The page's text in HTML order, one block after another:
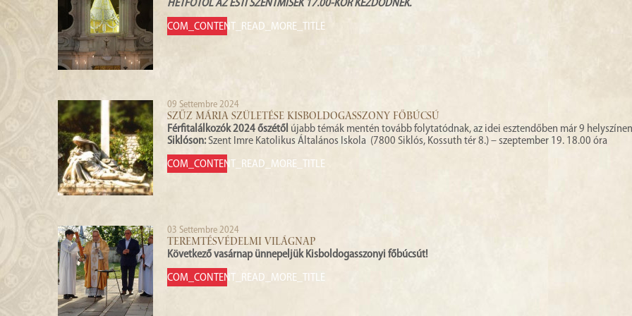
HÉTFŐTŐL AZ ESTI SZENTMISÉK 17.00-KOR KEZDŐDNEK.
COM_CONTENT_READ_MORE_TITLE
09 Settembre 2024
SZŰZ MÁRIA SZÜLETÉSE KISBOLDOGASSZONY FŐBÚCSÚ
Férfitalálkozók 2024 őszétől újabb témák mentén tovább folytatódnak, az idei esztendőben már 9
Siklóson:Szent Imre Katolikus Általános Iskola (7800 Siklós, Kossuth tér 8.) – szeptember 19. 18.00 óra
COM_CONTENT_READ_MORE_TITLE
03 Settembre 2024
TEREMTÉSVÉDELMI VILÁGNAP
Következő vasárnap ünnepeljük Kisboldogasszonyi főbúcsút!
COM_CONTENT_READ_MORE_TITLE